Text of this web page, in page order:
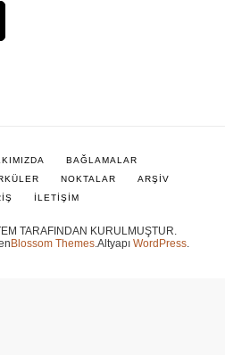
TARAFINDAN KURULMUŞTUR.
Blossom Themes .Altyapı WordPress
BAĞLAMALAR
NOKTALAR
ARŞİV
İLETİŞİM